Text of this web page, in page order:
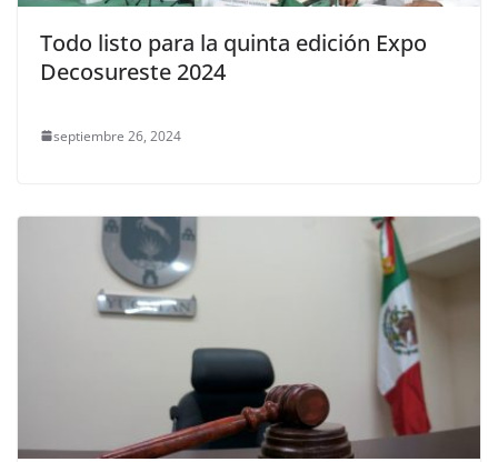
Todo listo para la quinta edición Expo
Decosureste 2024
septiembre 26, 2024